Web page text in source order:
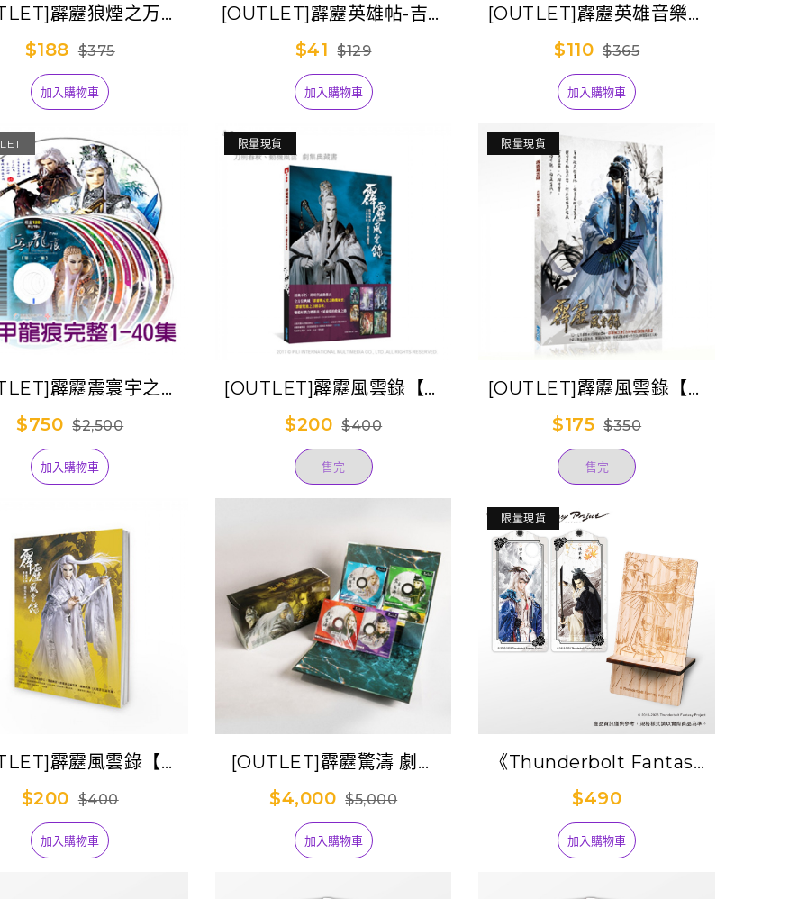
霹靂狼煙之万堺
濤原聲帶-精選58
$188 $375
加入購物車
[OUTLET]霹靂英雄帖-吉祥
如意 (素還真,一頁書)
$41 $129
加入購物車
[OUTLET]霹靂英雄音樂精
選十-霹靂謎城
$110 $365
加入購物車
霹靂震寰宇之兵
痕【全套1-40集】
$750 $2,500
加入購物車
限量現貨
[OUTLET]霹靂風雲錄【動
機風雲 刀劍春秋】劇集典藏
$200 $400
售完
限量現貨
[OUTLET]霹靂風雲錄【古
原爭霸】劇集典藏書
$175 $350
售完
霹靂風雲錄【轟
/轟定干戈】劇集典
$200 $400
加入購物車
[OUTLET]霹靂驚濤 劇集
DVD【全套1-42章】
$4,000 $5,000
加入購物車
限量現貨
《Thunderbolt Fantasy
Project》創意風手機立架•
$490
加入購物車